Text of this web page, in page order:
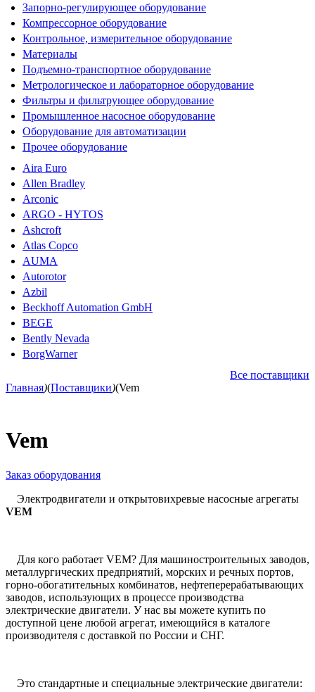
Запорно-регулирующее оборудование
Компрессорное оборудование
Контрольное, измерительное оборудование
Материалы
Подъемно-транспортное оборудование
Метрологическое и лабораторное оборудование
Фильтры и фильтрующее оборудование
Промышленное насосное оборудование
Оборудование для автоматизации
Прочее оборудование
Aira Euro
Allen Bradley
Arconic
ARGO - HYTOS
Ashcroft
Atlas Copco
AUMA
Autorotor
Azbil
Beckhoff Automation GmbH
BEGE
Bently Nevada
BorgWarner
Все поставщики
Главная)(Поставщики)(Vem
Vem
Заказ оборудования
Электродвигатели и открытовихревые насосные агрегаты
VEM
Для кого работает VEM? Для машиностроительных заводов,
металлургических предприятий, морских и речных портов,
горно-обогатительных комбинатов, нефтеперерабатывающих
заводов, использующих в процессе производства
электрические двигатели. У нас вы можете купить по
доступной цене любой агрегат, имеющийся в каталоге
производителя с доставкой по России и СНГ.
Это стандартные и специальные электрические двигатели: